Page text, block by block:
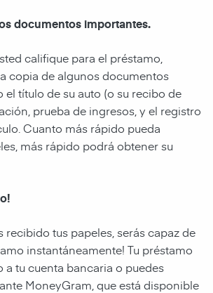
documentos importantes.
califique para el préstamo,
copia de algunos documentos
título de su auto (o su recibo de
prueba de ingresos, y el registro
Cuanto más rápido pueda
más rápido podrá obtener su
recibido tus papeles, serás capaz de
instantáneamente! Tu préstamo
a tu cuenta bancaria o puedes
MoneyGram, que está disponible